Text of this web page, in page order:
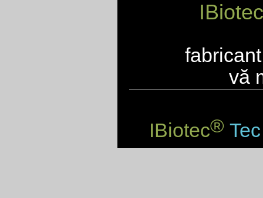
IBiotec
vă
IBiotec®